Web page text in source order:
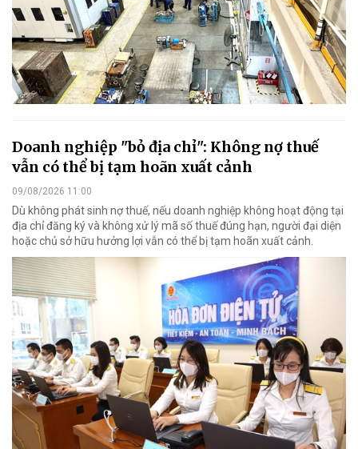
Doanh nghiệp "bỏ địa chỉ": Không nợ thuế
vẫn có thể bị tạm hoãn xuất cảnh
09/08/2026 11:00
Dù không phát sinh nợ thuế, nếu doanh nghiệp không hoạt động tại
địa chỉ đăng ký và không xử lý mã số thuế đúng hạn, người đại diện
hoặc chủ sở hữu hưởng lợi vẫn có thể bị tạm hoãn xuất cảnh.